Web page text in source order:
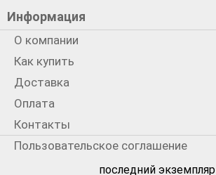
последний экземпляр
Информация
О компании
Как купить
Доставка
Оплата
Контакты
Пользовательское соглашение
Политика использования cookies